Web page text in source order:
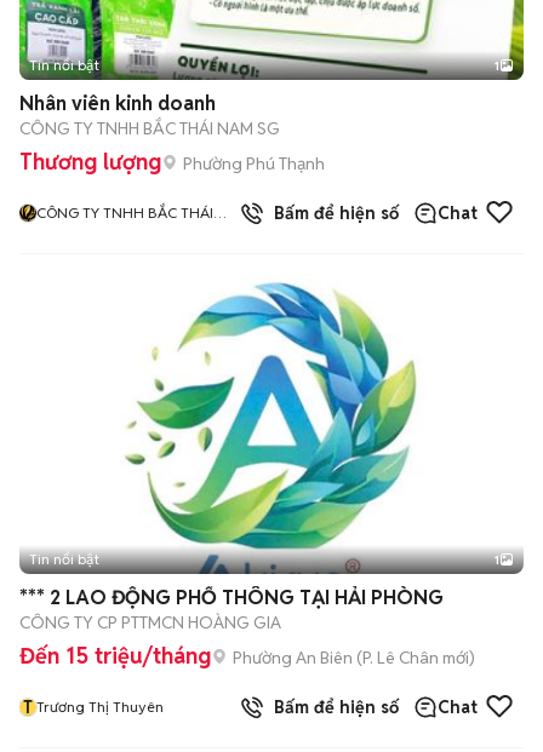
Tin nổi bật 1
Nhân viên kinh doanh
CÔNG TY TNHH BẮC THÁI NAM SG
Thương lượng Phường Phú Thạnh
CÔNG TY TNHH BẮC THÁI
3đã bán
Bấm để hiện số Chat
Tin nổi bật 1
*** 2 LAO ĐỘNG PHỔ THÔNG TẠI HẢI PHÒNG
CÔNG TY CP PTTMCN HOÀNG GIA
Đến 15 triệu/tháng Phường An Biên (P. Lê Chân mới)
T Trương Thị Thuyên Bấm để hiện số Chat